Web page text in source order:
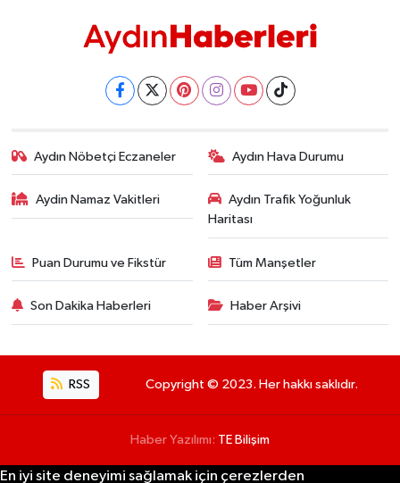
Aydın Nöbetçi Eczaneler Aydın Hava Durumu
Aydin Namaz Vakitleri
Aydın Trafik Yoğunluk
Haritası
Puan Durumu ve Fikstür Tüm Manşetler
Son Dakika Haberleri Haber Arşivi
RSS Copyright © 2023. Her hakkı saklıdır.
Haber Yazılımı: TE Bilişim
En iyi site deneyimi sağlamak için çerezlerden